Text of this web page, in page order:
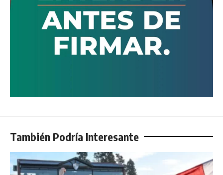
También Podría Interesante